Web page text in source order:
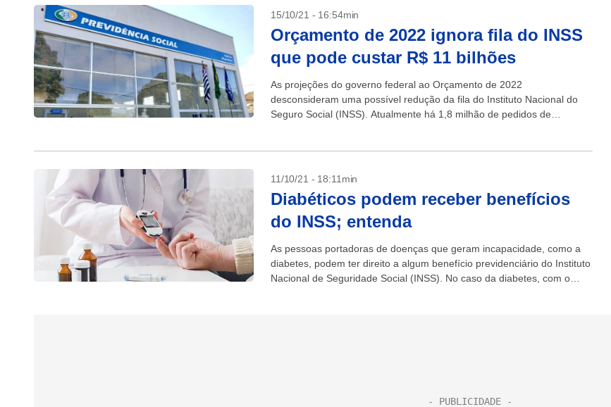
15/10/21 - 16:54min
Orçamento de 2022 ignora fila do INSS
que pode custar R$ 11 bilhões
As projeções do governo federal ao Orçamento de 2022
desconsideram uma possível redução da fila do Instituto Nacional do
Seguro Social (INSS). Atualmente há 1,8 milhão de pedidos de
11/10/21 - 18:11min
Diabéticos podem receber benefícios
do INSS; entenda
As pessoas portadoras de doenças que geram incapacidade, como a
diabetes, podem ter direito a algum benefício previdenciário do Instituto
Nacional de Seguridade Social (INSS). No caso da diabetes, com o